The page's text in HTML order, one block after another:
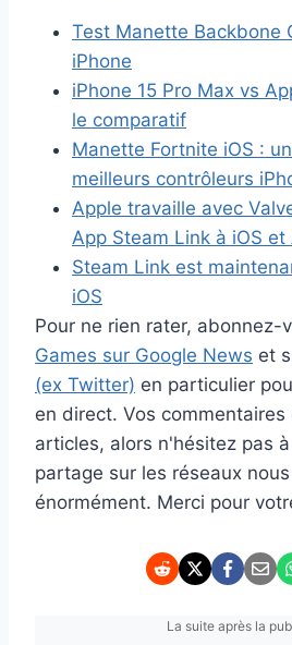
Test Manette Backbone
iPhone
iPhone 15 Pro Max vs
le comparatif
Manette Fortnite iOS :
meilleurs contrôleurs
Apple travaille avec
App Steam Link à iOS et
Steam Link est
iOS
Pour ne rien rater, abonnez-
Games sur Google News et
(ex Twitter) en particulier
en direct. Vos
articles, alors n'hésitez pas
partage sur les réseaux
énormément. Merci pour
La suite après la